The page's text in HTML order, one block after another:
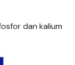
dan kalium